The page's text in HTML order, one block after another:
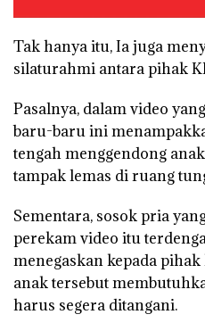
Tak hanya itu, Ia juga
silaturahmi antara pihak
Pasalnya, dalam video
baru-baru ini
tengah menggendong
tampak lemas di ruang
Sementara, sosok pria
perekam video itu
menegaskan kepada
anak tersebut
harus segera ditangani.